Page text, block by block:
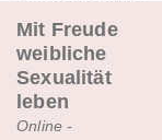
Mit Freude
weibliche
Sexualität
leben
Online -